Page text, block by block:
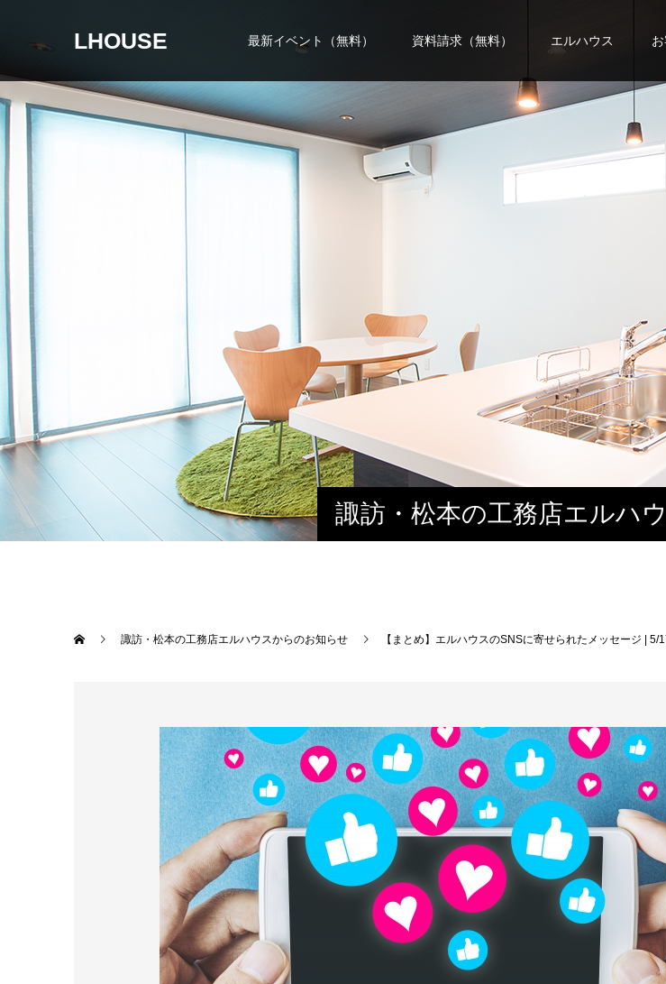
LHOUSE 最新イベント（無料） 資料請求（無料） エルハウス
諏訪・松本の工務店エルハ
諏訪・松本の工務店エルハウスからのお知らせ 【まとめ】エルハウスのSNSに寄せられたメッセージ | 5/